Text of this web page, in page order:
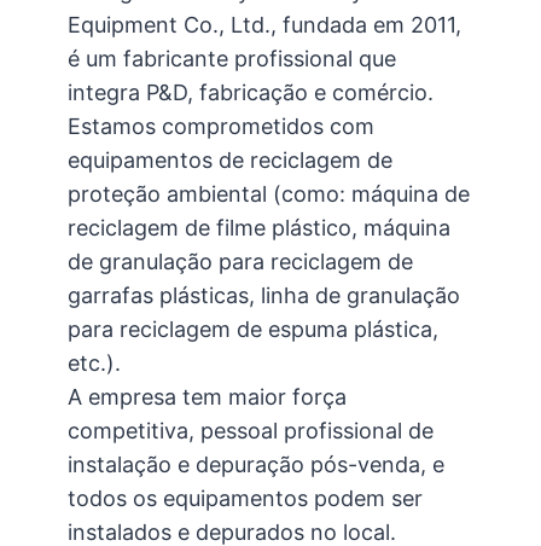
Equipment Co., Ltd., fundada em 2011,
é um fabricante profissional que
integra P&D, fabricação e comércio.
Estamos comprometidos com
equipamentos de reciclagem de
proteção ambiental (como: máquina de
reciclagem de filme plástico, máquina
de granulação para reciclagem de
garrafas plásticas, linha de granulação
para reciclagem de espuma plástica,
etc.).
A empresa tem maior força
competitiva, pessoal profissional de
instalação e depuração pós-venda, e
todos os equipamentos podem ser
instalados e depurados no local.